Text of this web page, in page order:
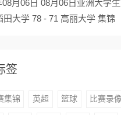
08月06日 08月06日亚洲大学
田大学 78 - 71 高丽大学 集锦
签
集锦 英超 篮球 比赛录像